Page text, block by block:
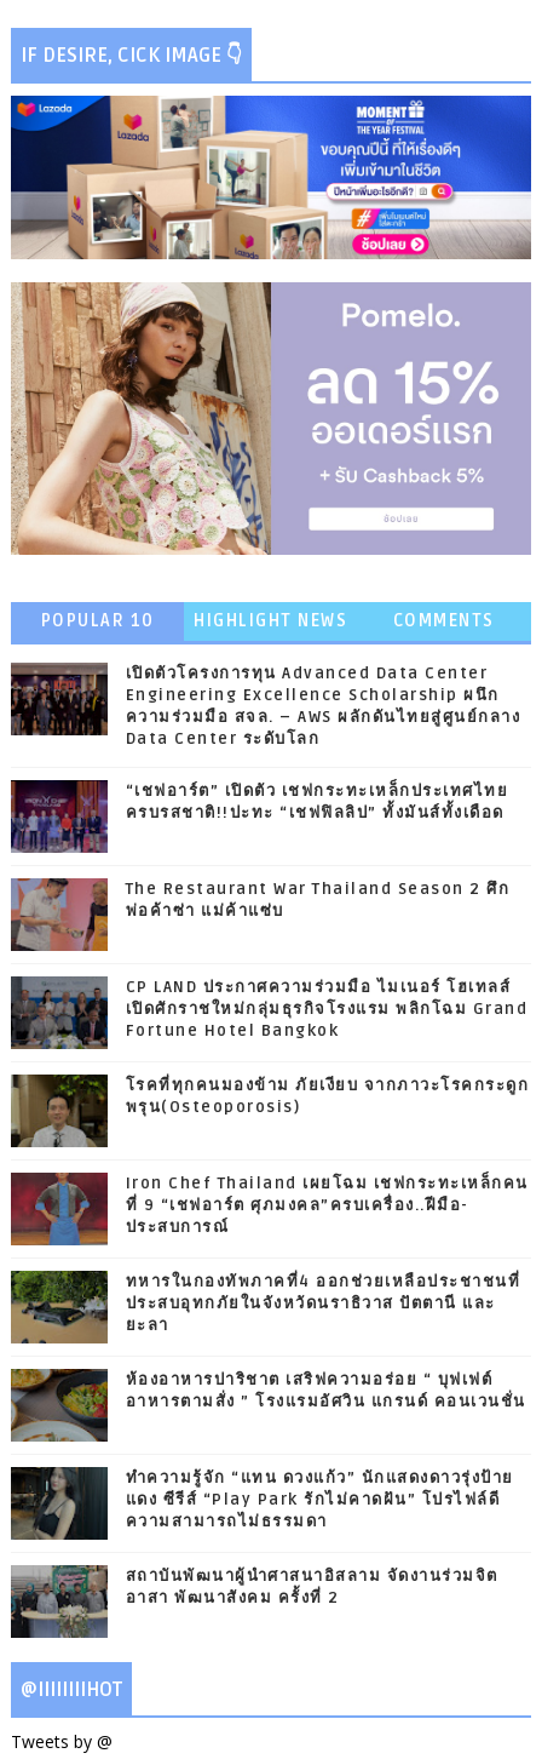
IF DESIRE, CICK IMAGE 👇
POPULAR 10 HIGHLIGHT NEWS COMMENTS
เปิดตัวโครงการทุน Advanced Data Center
Engineering Excellence Scholarship ผนึก
ความร่วมมือ สจล. – AWS ผลักดันไทยสู่ศูนย์กลาง
Data Center ระดับโลก
“เชฟอาร์ต” เปิดตัว เชฟกระทะเหล็กประเทศไทย
ครบรสชาติ!!ปะทะ “เชฟฟิลลิป” ทั้งมันส์ทั้งเดือด
The Restaurant War Thailand Season 2 ศึก
พ่อค้าซ่า แม่ค้าแซ่บ
CP LAND ประกาศความร่วมมือ ไมเนอร์ โฮเทลส์
เปิดศักราชใหม่กลุ่มธุรกิจโรงแรม พลิกโฉม Grand
Fortune Hotel Bangkok
โรคที่ทุกคนมองข้าม ภัยเงียบ จากภาวะโรคกระดูก
พรุน(Osteoporosis)
Iron Chef Thailand เผยโฉม เชฟกระทะเหล็กคน
ที่ 9 “เชฟอาร์ต ศุภมงคล”ครบเครื่อง..ฝีมือ-
ประสบการณ์
ทหารในกองทัพภาคที่4 ออกช่วยเหลือประชาชนที่
ประสบอุทกภัยในจังหวัดนราธิวาส ปัตตานี และ
ยะลา
ห้องอาหารปาริชาต เสริฟความอร่อย “ บุฟเฟต์
อาหารตามสั่ง ” โรงแรมอัศวิน แกรนด์ คอนเวนชั่น
ทำความรู้จัก “แทน ดวงแก้ว” นักแสดงดาวรุ่งป้าย
แดง ซีรีส์ “Play Park รักไม่คาดฝัน” โปรไฟล์ดี
ความสามารถไม่ธรรมดา
สถาบันพัฒนาผู้นำศาสนาอิสลาม จัดงานร่วมจิต
อาสา พัฒนาสังคม ครั้งที่ 2
@IIIIIIIIHOT
Tweets by @